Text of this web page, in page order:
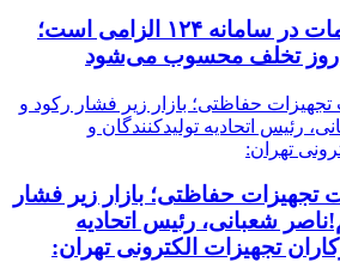
ثبت قیمت کالا و خدمات در سامانه ۱۲۴ الزامی است؛
حفاظتی؛ بازار زیر فشار
شعبانی، رئیس اتحادیه
تجهیزات الکترونی تهران: